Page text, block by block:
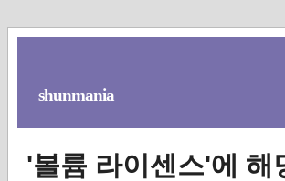
shunmania
'볼륨 라이센스'에 해